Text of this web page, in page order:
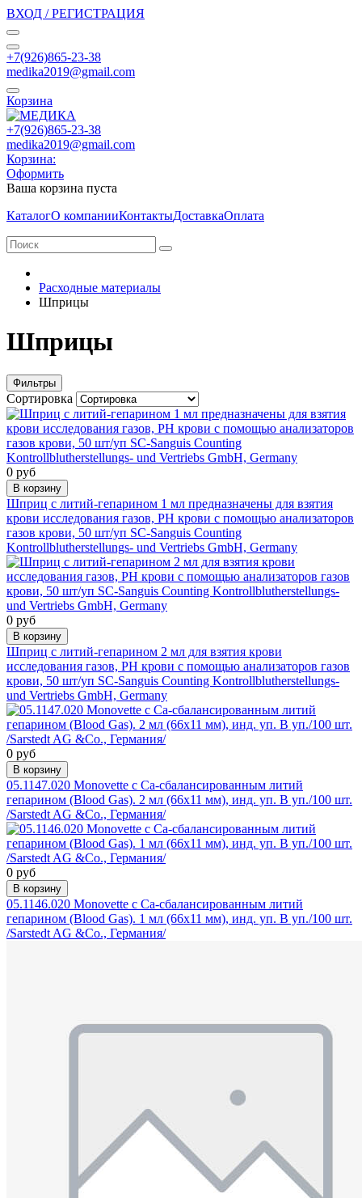
ВХОД / РЕГИСТРАЦИЯ
+7(926)865-23-38
medika2019@gmail.com
Корзина
+7(926)865-23-38
medika2019@gmail.com
Корзина:
Оформить
Ваша корзина пуста
КаталогО компанииКонтактыДоставкаОплата
Расходные материалы
Шприцы
Шприцы
Фильтры
Сортировка
0 руб
В корзину
Шприц с литий-гепарином 1 мл предназначены для взятия
крови исследования газов, РН крови с помощью анализаторов
газов крови, 50 шт/уп SC-Sanguis Counting
Kontrollblutherstellungs- und Vertriebs GmbH, Germany
0 руб
В корзину
Шприц с литий-гепарином 2 мл для взятия крови
исследования газов, РН крови с помощью анализаторов газов
крови, 50 шт/уп SC-Sanguis Counting Kontrollblutherstellungs-
und Vertriebs GmbH, Germany
0 руб
В корзину
05.1147.020 Monovette с Ca-сбалансированным литий
гепарином (Blood Gas). 2 мл (66х11 мм), инд. уп. В уп./100 шт.
/Sarstedt AG &Co., Германия/
0 руб
В корзину
05.1146.020 Monovette с Ca-сбалансированным литий
гепарином (Blood Gas). 1 мл (66х11 мм), инд. уп. В уп./100 шт.
/Sarstedt AG &Co., Германия/